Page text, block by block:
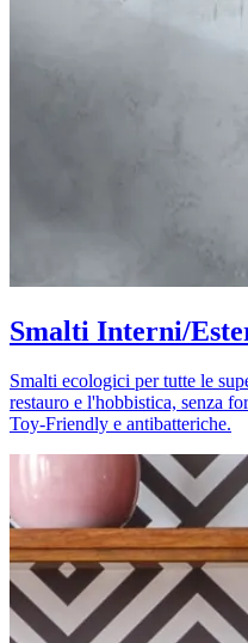
Smalti Interni/
Smalti ecologici per tutte le
restauro e l'hobbistica, senza
Toy-Friendly e antibatteriche.